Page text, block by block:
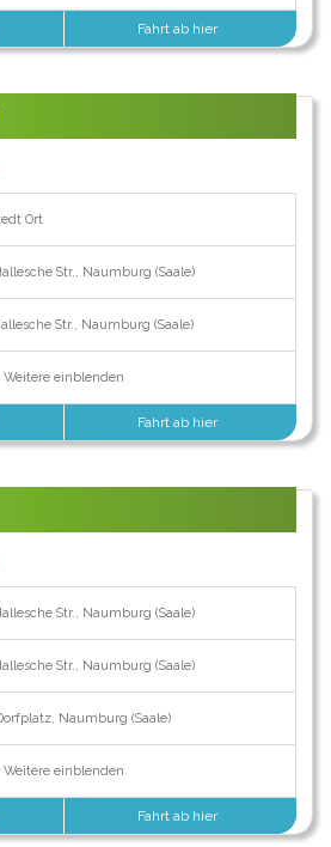
Fahrt ab hier
Ort
Str., Naumburg (Saale)
Str., Naumburg (Saale)
Weitere einblenden
Fahrt ab hier
Str., Naumburg (Saale)
Str., Naumburg (Saale)
Naumburg (Saale)
Weitere einblenden
Fahrt ab hier